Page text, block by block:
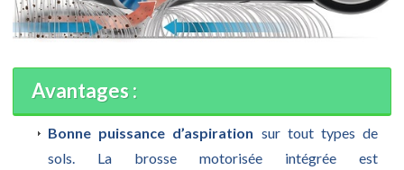
Avantages :
Bonne puissance d’aspiration sur tout types de
sols. La brosse motorisée intégrée est